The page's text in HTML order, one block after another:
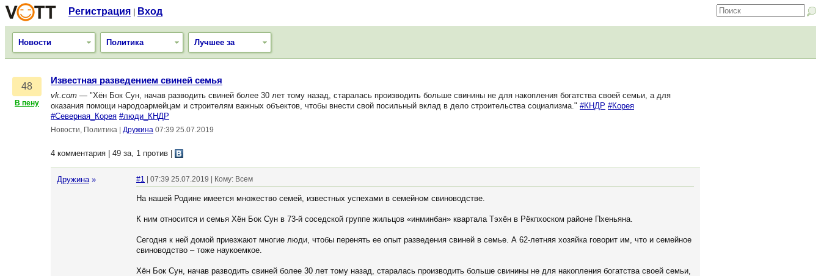
Регистрация Вход
Новости Политика Лучшее за
48
В пену
Известная разведением свиней семья
vk.com — "Хён Бок Сун, начав разводить свиней более 30 лет тому назад, старалась производить больше свинины не для накопления богатства своей семьи, а для
оказания помощи народоармейцам и строителям важных объектов, чтобы внести свой посильный вклад в дело строительства социализма." #КНДР #Корея
#Северная_Корея #люди_КНДР
Новости, Политика Дружина 07:39 25.07.2019
4 комментария | 49 за, 1 против
Дружина » #1 | 07:39 25.07.2019 | Кому: Всем
На нашей Родине имеется множество семей, известных успехами в семейном свиноводстве.
К ним относится и семья Хён Бок Сун в 73-й соседской группе жильцов «инминбан» квартала Тэхён в Рёкпхоском районе Пхеньяна.
Сегодня к ней домой приезжают многие люди, чтобы перенять ее опыт разведения свиней в семье. А 62-летняя хозяйка говорит им, что и семейное
свиноводство – тоже наукоемкое.
Хён Бок Сун, начав разводить свиней более 30 лет тому назад, старалась производить больше свинины не для накопления богатства своей семьи,